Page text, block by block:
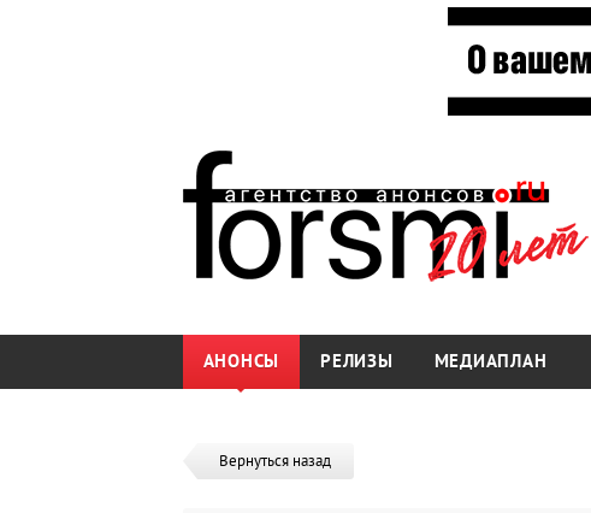
АНОНСЫ РЕЛИЗЫ МЕДИАПЛАН
Вернуться назад